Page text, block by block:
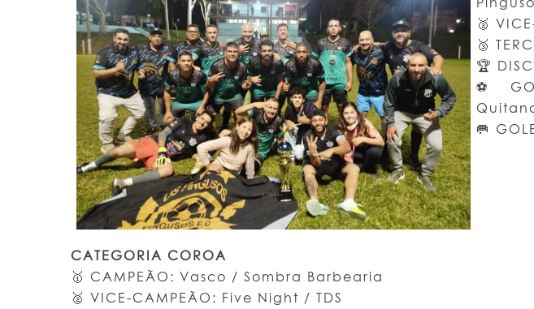
🥈
🥉
🏆
⚽
🥅
CATEGORIA COROA
🥇 CAMPEÃO: Vasco / Sombra Barbearia
🥈 VICE-CAMPEÃO: Five Night / TDS